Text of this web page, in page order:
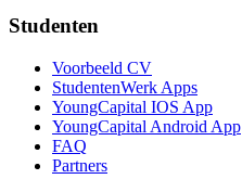
Studenten
Voorbeeld CV
StudentenWerk Apps
YoungCapital IOS App
YoungCapital Android App
FAQ
Partners